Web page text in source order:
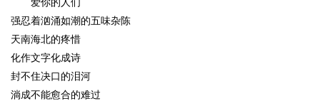
强忍着汹涌如潮的五味杂陈
天南海北的疼惜
化作文字化成诗
封不住决口的泪河
淌成不能愈合的难过